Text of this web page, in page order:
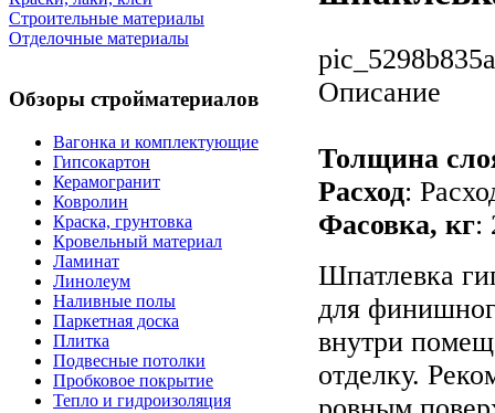
Строительные материалы
Отделочные материалы
Обзоры стройматериалов
Вагонка и комплектующие
Гипсокартон
Керамогранит
Ковролин
Краска, грунтовка
Кровельный материал
Ламинат
Линолеум
Наливные полы
Паркетная доска
Плитка
Подвесные потолки
Пробковое покрытие
Тепло и гидроизоляция
Описание
Толщина
Расход:
Фасовка, кг:
Шпатлевка
для
внутри
отделку.